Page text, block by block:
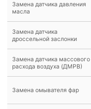
Замена датчика давления
масла
Замена датчика
дроссельной заслонки
Замена датчика массового
расхода воздуха (ДМРВ)
Замена омывателя фар